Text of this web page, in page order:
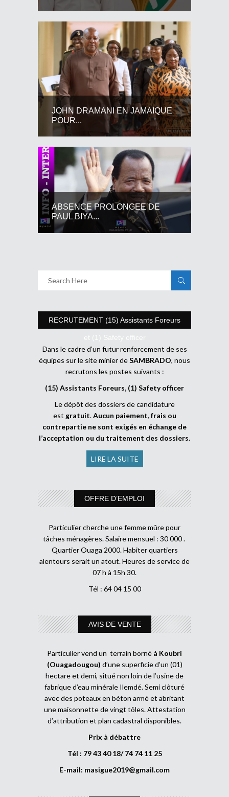
JOHN DRAMANI EN JAMAIQUE
POUR...
ABSENCE PROLONGEE DE
PAUL BIYA...
RECRUTEMENT (15) Assistants Foreurs
et (1) Safety officer
Dans le cadre d’un futur renforcement de ses
équipes sur le site minier deSAMBRADO, nous
recrutons les postes suivants :
(15) Assistants Foreurs, (1) Safety officer
Le dépôt des dossiers de candidature
est gratuit.Aucun paiement, frais ou
contrepartie ne sont exigés en échange de
l’acceptation ou du traitement des dossiers.
LIRE LA SUITE
OFFRE D’EMPLOI
Particulier cherche une femme mûre pour
tâches ménagères. Salaire mensuel : 30 000 .
Quartier Ouaga 2000. Habiter quartiers
alentours serait un atout. Heures de service de
07 h à 15h 30.
Tél : 64 04 15 00
AVIS DE VENTE
Particulier vend un terrain borné à Koubri
(Ouagadougou) d’une superficie d’un (01)
hectare et demi, situé non loin de l’usine de
fabrique d’eau minérale Ilemdé. Semi clôturé
avec des poteaux en béton armé et abritant
une maisonnette de vingt tôles. Attestation
d’attribution et plan cadastral disponibles.
Prix à débattre
Tél : 79 43 40 18/ 74 74 11 25
E-mail: masigue2019@gmail.com